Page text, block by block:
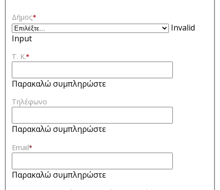
Δήμος*
Invalid
Input
Τ. Κ.*
Παρακαλώ συμπληρώστε
Τηλέφωνο
Παρακαλώ συμπληρώστε
Email*
Παρακαλώ συμπληρώστε